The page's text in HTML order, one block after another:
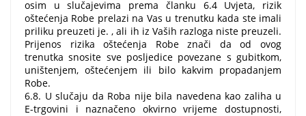
osim u slučajevima prema članku 6.4 Uvjeta, rizik
oštećenja Robe prelazi na Vas u trenutku kada ste imali
priliku preuzeti je. , ali ih iz Vaših razloga niste preuzeli.
Prijenos rizika oštećenja Robe znači da od ovog
trenutka snosite sve posljedice povezane s gubitkom,
uništenjem, oštećenjem ili bilo kakvim propadanjem
Robe.
6.8. U slučaju da Roba nije bila navedena kao zaliha u
E-trgovini i naznačeno okvirno vrijeme dostupnosti,